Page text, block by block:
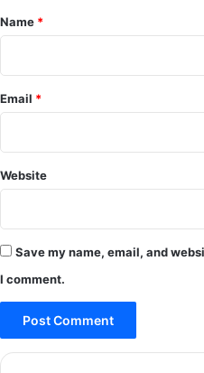
*
Name *
Email *
Website
Save my name, email, and
I comment.